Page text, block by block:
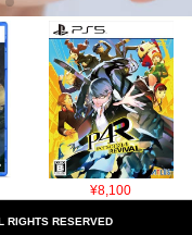
¥8,100
RIGHTS RESERVED